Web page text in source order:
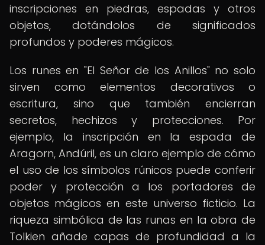
inscripciones en piedras, espadas y otros
objetos, dotándolos de significados
profundos y poderes mágicos.
Los runes en "El Señor de los Anillos" no solo
sirven como elementos decorativos o
escritura, sino que también encierran
secretos, hechizos y protecciones. Por
ejemplo, la inscripción en la espada de
Aragorn, Andúril, es un claro ejemplo de cómo
el uso de los símbolos rúnicos puede conferir
poder y protección a los portadores de
objetos mágicos en este universo ficticio. La
riqueza simbólica de las runas en la obra de
Tolkien añade capas de profundidad a la